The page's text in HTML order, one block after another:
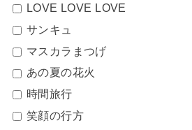
LOVE LOVE LOVE
サンキュ
マスカラまつげ
あの夏の花火
時間旅行
笑顔の行方